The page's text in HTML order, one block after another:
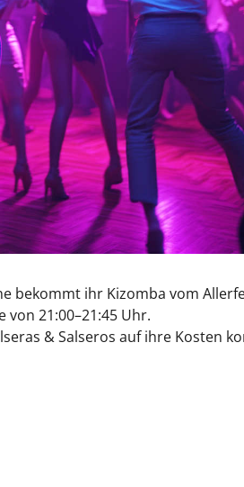
bekommt ihr Kizomba vom
21:00–21:45 Uhr.
& Salseros auf ihre Kosten